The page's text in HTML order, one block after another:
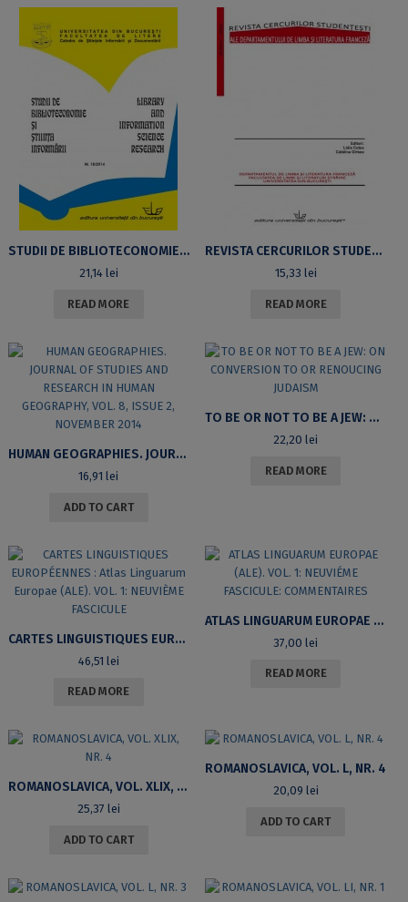
STUDII DE BIBLIOTECONOMIE ŞI ŞTIINŢA INFORMĂRII, NR. 18/2014
21,14 lei
READ MORE
REVISTA CERCURILOR STUDENŢEŞTI ALE DEPARTAMENTULUI DE LIMBA ŞI LITERATURA FRANCEZĂ, 3/2014
15,33 lei
READ MORE
HUMAN GEOGRAPHIES. JOURNAL OF STUDIES AND RESEARCH IN HUMAN GEOGRAPHY, VOL. 8, ISSUE 2, NOVEMBER 2014
16,91lei
ADD TO CART
TO BE OR NOT TO BE A JEW: ON CONVERSION TO OR RENOUCING JUDAISM
22,20lei
READ MORE
CARTES LINGUISTIQUES EUROPÉENNES : ATLAS LINGUARUM EUROPAE (ALE). VOL. 1: NEUVIÈME FASCICULE
46,51 lei
READ MORE
ATLAS LINGUARUM EUROPAE (ALE). VOL. 1: NEUVIÉME FASCICULE: COMMENTAIRES
37,00lei
READ MORE
ROMANOSLAVICA, VOL. XLIX, NR. 4
25,37 lei
ADD TO CART
ROMANOSLAVICA, VOL. L, NR. 4
20,09 lei
ADD TO CART